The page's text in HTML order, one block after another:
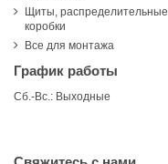
Щиты, распределительные
коробки
Все для монтажа
График работы
Сб.-Вс.: Выходные